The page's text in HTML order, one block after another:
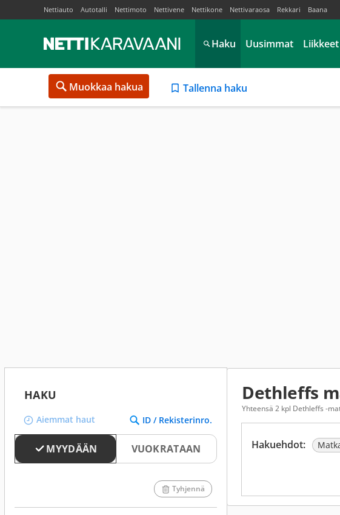
Nettiauto Autotalli Nettimoto Nettivene Nettikone Nettivaraosa Rekkari Baana
Haku Uusimmat Liikkeet
Muokkaa hakua Tallenna haku
HAKU
Aiemmat haut ID / Rekisterinro.
MYYDÄÄN VUOKRATAAN
Tyhjennä
Dethleffs
Yhteensä 2 kpl Dethleffs -
Hakuehdot: